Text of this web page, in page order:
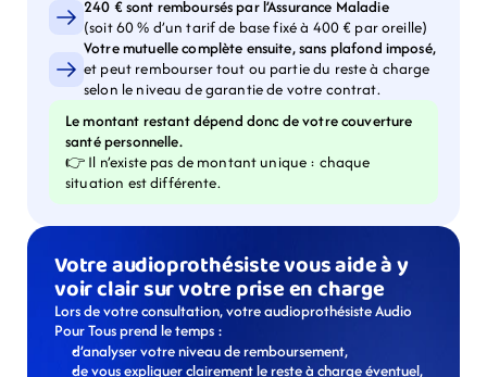
240 € sont remboursés par l’Assurance Maladie
(soit 60 % d’un tarif de base fixé à 400 € par oreille)
Votre mutuelle complète ensuite, sans plafond imposé,
et peut rembourser tout ou partie du reste à charge
selon le niveau de garantie de votre contrat.
Le montant restant dépend donc de votre couverture
santé personnelle.
👉 Il n’existe pas de montant unique : chaque
situation est différente.
Votre audioprothésiste vous aide à y
voir clair sur votre prise en charge
Lors de votre consultation, votre audioprothésiste Audio
Pour Tous prend le temps :
d’analyser votre niveau de remboursement,
de vous expliquer clairement le reste à charge éventuel,